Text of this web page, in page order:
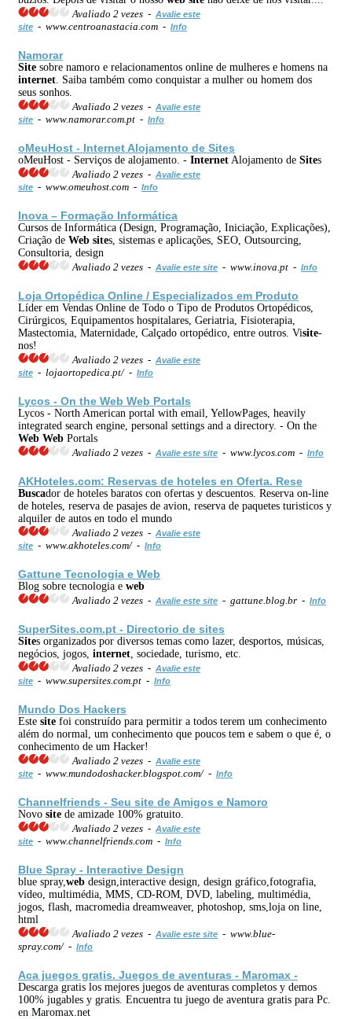
Avaliado 2 vezes - Avalie este
site - www.centroanastacia.com - Info
Namorar
Site sobre namoro e relacionamentos online de mulheres e homens na
internet . Saiba também como conquistar a mulher ou homem dos
seus sonhos.
Avaliado 2 vezes - Avalie este
site - www.namorar.com.pt - Info
oMeuHost - Internet Alojamento de Sites
oMeuHost - Serviços de alojamento. - Internet Alojamento de Sites
Avaliado 2 vezes - Avalie este
site - www.omeuhost.com - Info
Inova – Formação Informática
Cursos de Informática (Design, Programação, Iniciação, Explicações),
Criação de Web sites, sistemas e aplicações, SEO, Outsourcing,
Consultoria, design
Avaliado 2 vezes - Avalie este site - www.inova.pt - Info
Loja Ortopédica Online / Especializados em Produto
Líder em Vendas Online de Todo o Tipo de Produtos Ortopédicos,
Cirúrgicos, Equipamentos hospitalares, Geriatria, Fisioterapia,
Mastectomia, Maternidade, Calçado ortopédico, entre outros. Visite-
nos!
Avaliado 2 vezes - Avalie este
site - lojaortopedica.pt/ - Info
Lycos - On the Web Web Portals
Lycos - North American portal with email, YellowPages, heavily
integrated search engine, personal settings and a directory. - On the
Web Web Portals
Avaliado 2 vezes - Avalie este site - www.lycos.com - Info
AKHoteles.com: Reservas de hoteles en Oferta. Rese
Buscador de hoteles baratos con ofertas y descuentos. Reserva on-line
de hoteles, reserva de pasajes de avion, reserva de paquetes turisticos y
alquiler de autos en todo el mundo
Avaliado 2 vezes - Avalie este
site - www.akhoteles.com/ - Info
Gattune Tecnologia e Web
Blog sobre tecnologia e web
Avaliado 2 vezes - Avalie este site - gattune.blog.br - Info
SuperSites.com.pt - Directorio de sites
Sites organizados por diversos temas como lazer, desportos, músicas,
negócios, jogos, internet , sociedade, turismo, etc.
Avaliado 2 vezes - Avalie este
site - www.supersites.com.pt - Info
Mundo Dos Hackers
Este site foi construído para permitir a todos terem um conhecimento
além do normal, um conhecimento que poucos tem e sabem o que é, o
conhecimento de um Hacker!
Avaliado 2 vezes - Avalie este
site - www.mundodoshacker.blogspot.com/ - Info
Channelfriends - Seu site de Amigos e Namoro
Novo site de amizade 100% gratuito.
Avaliado 2 vezes - Avalie este
site - www.channelfriends.com - Info
Blue Spray - Interactive Design
blue spray, web design,interactive design, design gráfico,fotografia,
vídeo, multimédia, MMS, CD-ROM, DVD, labeling, multimédia,
jogos, flash, macromedia dreamweaver, photoshop, sms,loja on line,
html
Avaliado 2 vezes - Avalie este site - www.blue-
spray.com/ - Info
Aca juegos gratis. Juegos de aventuras - Maromax -
Descarga gratis los mejores juegos de aventuras completos y demos
100% jugables y gratis. Encuentra tu juego de aventura gratis para Pc.
en Maromax.net